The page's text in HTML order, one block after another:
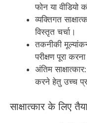
फोन या वीडियो
व्यक्तिगत
विस्तृत चर्चा।
तकनीकी
परीक्षण पूरा
अंतिम
करने हेतु उच्च
साक्षात्कार के लिए